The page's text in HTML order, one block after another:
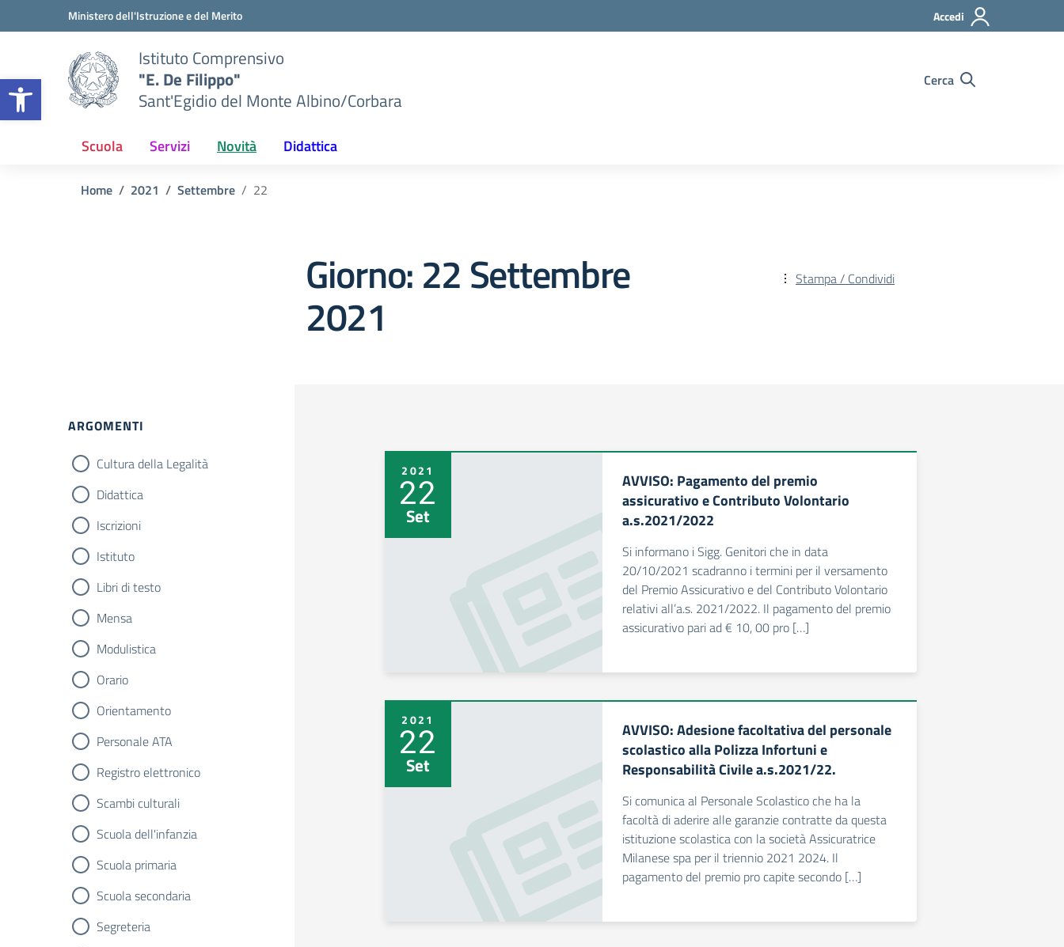
Apri la barra degli strumenti
Vai ai contenuti
Vai al menu di navigazioneMinistero dell'Istruzione e del Merito Accedi
Istituto Comprensivo
"E. De Filippo"
Sant'Egidio del Monte Albino/Corbara
Cerca
Scuola Servizi Novità Didattica
Home 2021 Settembre 22
Giorno:22 Settembre
2021
Stampa / Condividi
ARGOMENTI
Cultura della Legalità
Didattica
Iscrizioni
Istituto
Libri di testo
Mensa
Modulistica
Orario
Orientamento
Personale ATA
Registro elettronico
Scambi culturali
Scuola dell'infanzia
Scuola primaria
Scuola secondaria
Segreteria
2021
22
Set
AVVISO: Pagamento del premio
assicurativo e Contributo Volontario
a.s.2021/2022
Si informano i Sigg. Genitori che in data
20/10/2021 scadranno i termini per il versamento
del Premio Assicurativo e del Contributo Volontario
relativi all’a.s. 2021/2022. Il pagamento del premio
assicurativo pari ad € 10, 00 pro […]
2021
22
Set
AVVISO: Adesione facoltativa del personale
scolastico alla Polizza Infortuni e
Responsabilità Civile a.s.2021/22.
Si comunica al Personale Scolastico che ha la
facoltà di aderire alle garanzie contratte da questa
istituzione scolastica con la società Assicuratrice
Milanese spa per il triennio 2021 2024. Il
pagamento del premio pro capite secondo […]